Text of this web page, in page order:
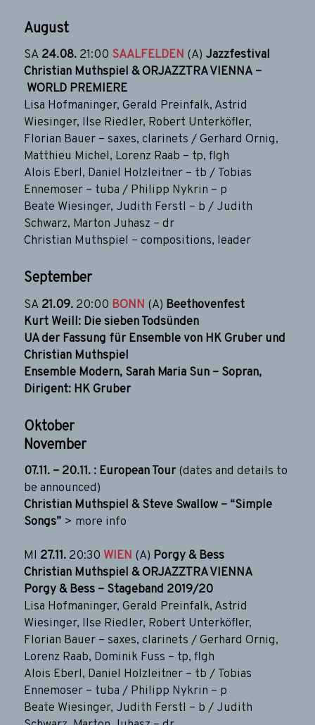
August
SA 24.08. 21:00 SAALFELDEN (A) Jazzfestival
Christian Muthspiel & ORJAZZTRA VIENNA –
WORLD PREMIERE
Lisa Hofmaninger, Gerald Preinfalk, Astrid
Wiesinger, Ilse Riedler, Robert Unterköfler,
Florian Bauer – saxes, clarinets / Gerhard Ornig,
Matthieu Michel, Lorenz Raab – tp, flgh
Alois Eberl, Daniel Holzleitner – tb / Tobias
Ennemoser – tuba / Philipp Nykrin – p
Beate Wiesinger, Judith Ferstl – b / Judith
Schwarz, Marton Juhasz – dr
Christian Muthspiel – compositions, leader
September
SA 21.09. 20:00 BONN (A) Beethovenfest
Kurt Weill: Die sieben Todsünden
UA der Fassung für Ensemble von HK Gruber und
Christian Muthspiel
Ensemble Modern, Sarah Maria Sun – Sopran,
Dirigent: HK Gruber
Oktober
November
07.11. – 20.11. : European Tour (dates and details to
be announced)
Christian Muthspiel & Steve Swallow – “Simple
Songs” > more info
MI 27.11. 20:30 WIEN (A) Porgy & Bess
Christian Muthspiel & ORJAZZTRA VIENNA
Porgy & Bess – Stageband 2019/20
Lisa Hofmaninger, Gerald Preinfalk, Astrid
Wiesinger, Ilse Riedler, Robert Unterköfler,
Florian Bauer – saxes, clarinets / Gerhard Ornig,
Lorenz Raab, Dominik Fuss – tp, flgh
Alois Eberl, Daniel Holzleitner – tb / Tobias
Ennemoser – tuba / Philipp Nykrin – p
Beate Wiesinger, Judith Ferstl – b / Judith